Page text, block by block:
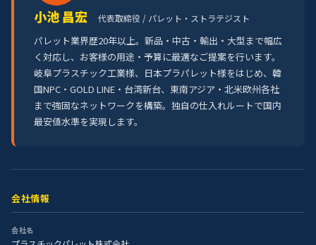
小池 昌宏 代表取締役 / パレット・ストラテジスト
パレット業界歴20年以上。新品・中古・輸出・大型まで幅広
く対応し、お客様の用途・予算に最適なご提案を行います。
岐阜プラスチック工業様、日本プラパレット様をはじめ、韓
国NPC・GOLD LINE・台湾新台、東南アジア・北米欧州各社
まで強固なネットワークを構築。独自の仕入れルートで国内
最安値水準を実現します。
会社情報
会社名